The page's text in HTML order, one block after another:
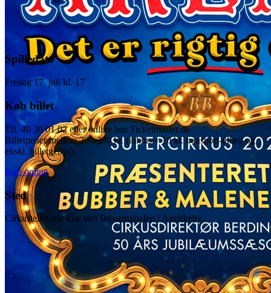
Spilledato
Fredag 17. juli kl. 17
Køb billet
Tlf. 40 30 01 02 eller online hos Ticketmaster.dk
Billetpriser mellem 200-390 kr. (inklusiv 10 kr. transport-tillæg og
ekskl. billetgebyr).
Køb online
Sted
Cirkusteltet står klar ved Busterminalen i Aakirkeby.